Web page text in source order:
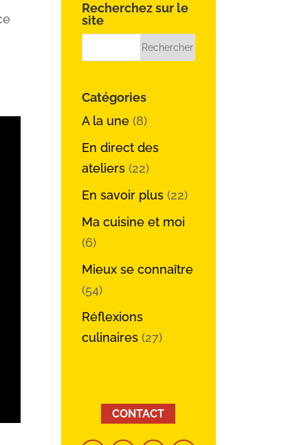
Recherchez sur le
site
Catégories
A la une (8)
En direct des
ateliers (22)
En savoir plus (22)
Ma cuisine et moi
(6)
Mieux se connaître
(54)
Réflexions
culinaires (27)
CONTACT